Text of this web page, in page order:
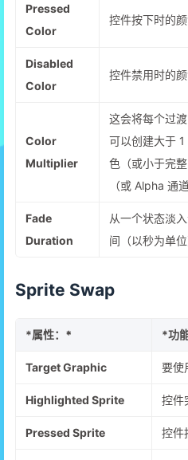
Pressed
Color
控件按下时的
Disabled
Color
控件禁用时的
Color
Multiplier
这会将每个过
可以创建大于
色（或小于完
（或 Alpha 通
Fade
Duration
从一个状态淡
间（以秒为单位
Sprite Swap
*属性：* *功
Target Graphic 要使
Highlighted Sprite 控件
Pressed Sprite 控件